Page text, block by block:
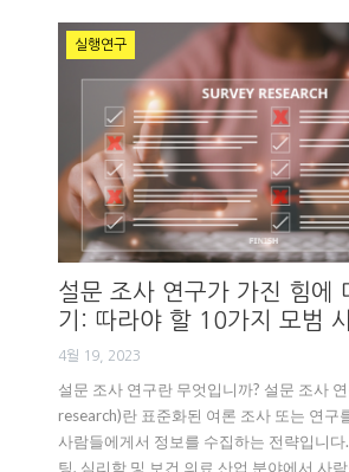
실행연구
설문 조사 연구가 가진 힘에
기: 따라야 할 10가지 모범
4월 19, 2023
설문 조사 연구란 무엇입니까? 설문 조사
research)란 표준화된 여론 조사 또는 연구
사람들에게서 정보를 수집하는 전략입니다
팅, 심리학 및 보건 의료 산업 분야에서 사